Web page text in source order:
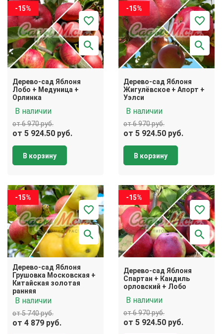
-15%
Дерево-сад Яблоня
Лобо + Медуница +
Орлинка
В наличии
от 6 970 руб.
от 5 924.50 руб.
В корзину
-15%
Дерево-сад Яблоня
Жигулёвское + Апорт +
Уэлси
В наличии
от 6 970 руб.
от 5 924.50 руб.
В корзину
-15%
Дерево-сад Яблоня
Грушовка Московская +
Китайская золотая
ранняя
В наличии
от 5 740 руб.
от 4 879 руб.
-15%
Дерево-сад Яблоня
Спартан + Кандиль
орловский + Лобо
В наличии
от 6 970 руб.
от 5 924.50 руб.